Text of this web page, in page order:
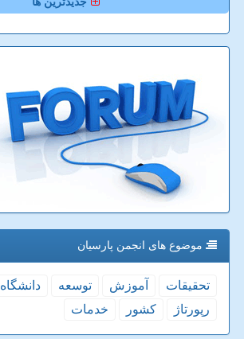
موضوع های انجمن پارسیان
تحقیقات آموزش توسعه دانشگاه
رپورتاژ
كشور خدمات